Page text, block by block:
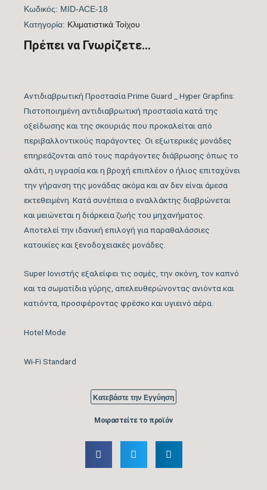
Κωδικός: MID-ACE-18
Kατηγορία: Kλιματιστικά Τοίχου
Πρέπει να Γνωρίζετε...
Αντιδιαβρωτική Προστασία Prime Guard _ Hyper Grapfins:
Πιστοποιημένη αντιδιαβρωτική προστασία κατά της
οξείδωσης και της σκουριάς που προκαλείται από
περιβαλλοντικούς παράγοντες. Οι εξωτερικές μονάδες
επηρεάζονται από τους παράγοντες διάβρωσης όπως το
αλάτι, η υγρασία και η βροχή επιπλέον ο ήλιος επιταχύνει
την γήρανση της μονάδας ακόμα και αν δεν είναι άμεσα
εκτεθειμένη. Κατά συνέπεια ο εναλλάκτης διαβρώνεται
και μειώνεται η διάρκεια ζωής του μηχανήματος.
Αποτελεί την ιδανική επιλογή για παραθαλάσσιες
κατοικίες και ξενοδοχειακές μονάδες.
Super Ιονιστής εξαλείφει τις οσμές, την σκόνη, τον καπνό
και τα σωματίδια γύρης, απελευθερώνοντας ανιόντα και
κατιόντα, προσφέροντας φρέσκο και υγιεινό αέρα.
Hotel Mode
Wi-Fi Standard
Μοιραστείτε το προϊόν
Κατεβάστε την Εγγύηση
EUROVENT
Λειτουργία Ψύξη &
ΝΑΙ
Αφύγρανσης
ΝΑΙ
Συνδεσιμότητα WiFi WIFI STANDARD
Φίλτρα Καθαρισμού
Αέρα Εσωτερικής
Μονάδας
Φίλτρα Καθαρισμού
Αέρα Υψηλής
Πυκνότητας, Φίλτρο
Hepa & Τριπλό φίλτρο
Λειτουργία Ιονισμού ΝΑΙ
Παροχής Αέρα (m3/h)
840
Κάλυψη Χώρου έως …
Ονομαστική Ψυκτική
18.000
Εύρος Ψυκτικής
Ικανότητας (BTU/h)
6.200 – 21.000